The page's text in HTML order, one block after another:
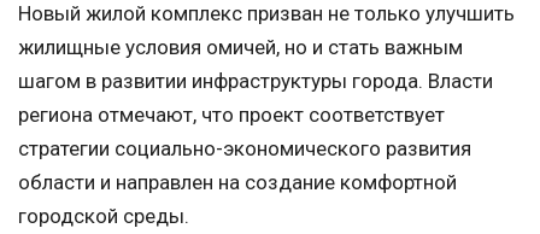
Новый жилой комплекс призван не только улучшить
жилищные условия омичей, но и стать важным
шагом в развитии инфраструктуры города. Власти
региона отмечают, что проект соответствует
стратегии социально-экономического развития
области и направлен на создание комфортной
городской среды.